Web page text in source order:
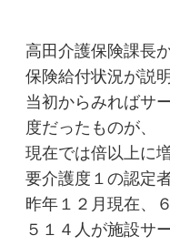
高田介護保険課長
保険給付状況が説
当初からみればサ
度だったものが、
現在では倍以上に
要介護度１の認定
昨年１２月現在、
５１４人が施設サ